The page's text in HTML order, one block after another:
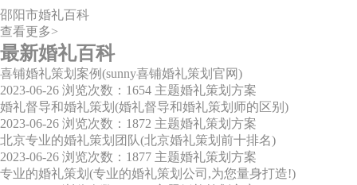
邵阳市婚礼百科
查看更多>
最新婚礼百科
喜铺婚礼策划案例(sunny喜铺婚礼策划官网)
2023-06-26 浏览次数：1654 主题婚礼策划方案
婚礼督导和婚礼策划(婚礼督导和婚礼策划师的区别)
2023-06-26 浏览次数：1872 主题婚礼策划方案
北京专业的婚礼策划团队(北京婚礼策划前十排名)
2023-06-26 浏览次数：1877 主题婚礼策划方案
专业的婚礼策划(专业的婚礼策划公司,为您量身打造!)